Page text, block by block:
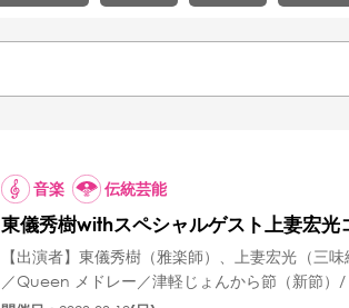
音楽 伝統芸能
東儀秀樹withスペシャルゲスト上妻宏光
【出演者】東儀秀樹（雅楽師）、上妻宏光（三
／Queen メドレー／津軽じょんから節（新